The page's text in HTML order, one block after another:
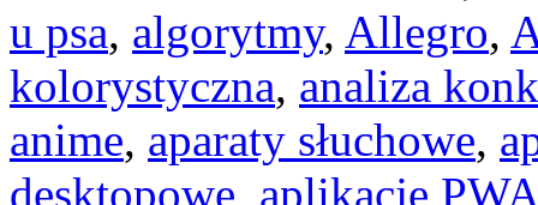
u psa, algorytmy, Allegro,
kolorystyczna, analiza
anime, aparaty słuchowe,
desktopowe, aplikacje